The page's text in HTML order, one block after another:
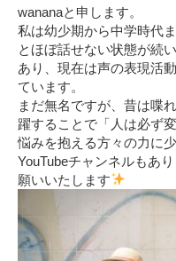
wananaと申します。
私は幼少期から中学時代
とほぼ話せない状態が続
あり、現在は声の表現活
ています。
まだ無名ですが、昔は喋
躍することで「人は必ず
悩みを抱える方々の力に
YouTubeチャンネルもあ
願いいたします